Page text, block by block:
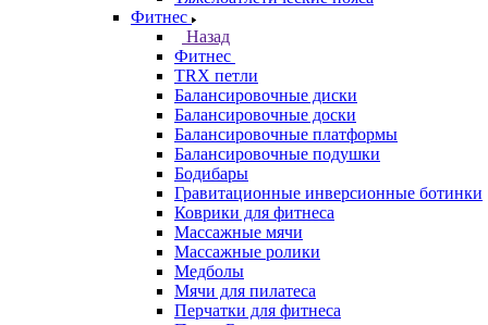
Фитнес
Назад
Фитнес
TRX петли
Балансировочные диски
Балансировочные доски
Балансировочные платформы
Балансировочные подушки
Бодибары
Гравитационные инверсионные ботинки
Коврики для фитнеса
Массажные мячи
Массажные ролики
Медболы
Мячи для пилатеса
Перчатки для фитнеса